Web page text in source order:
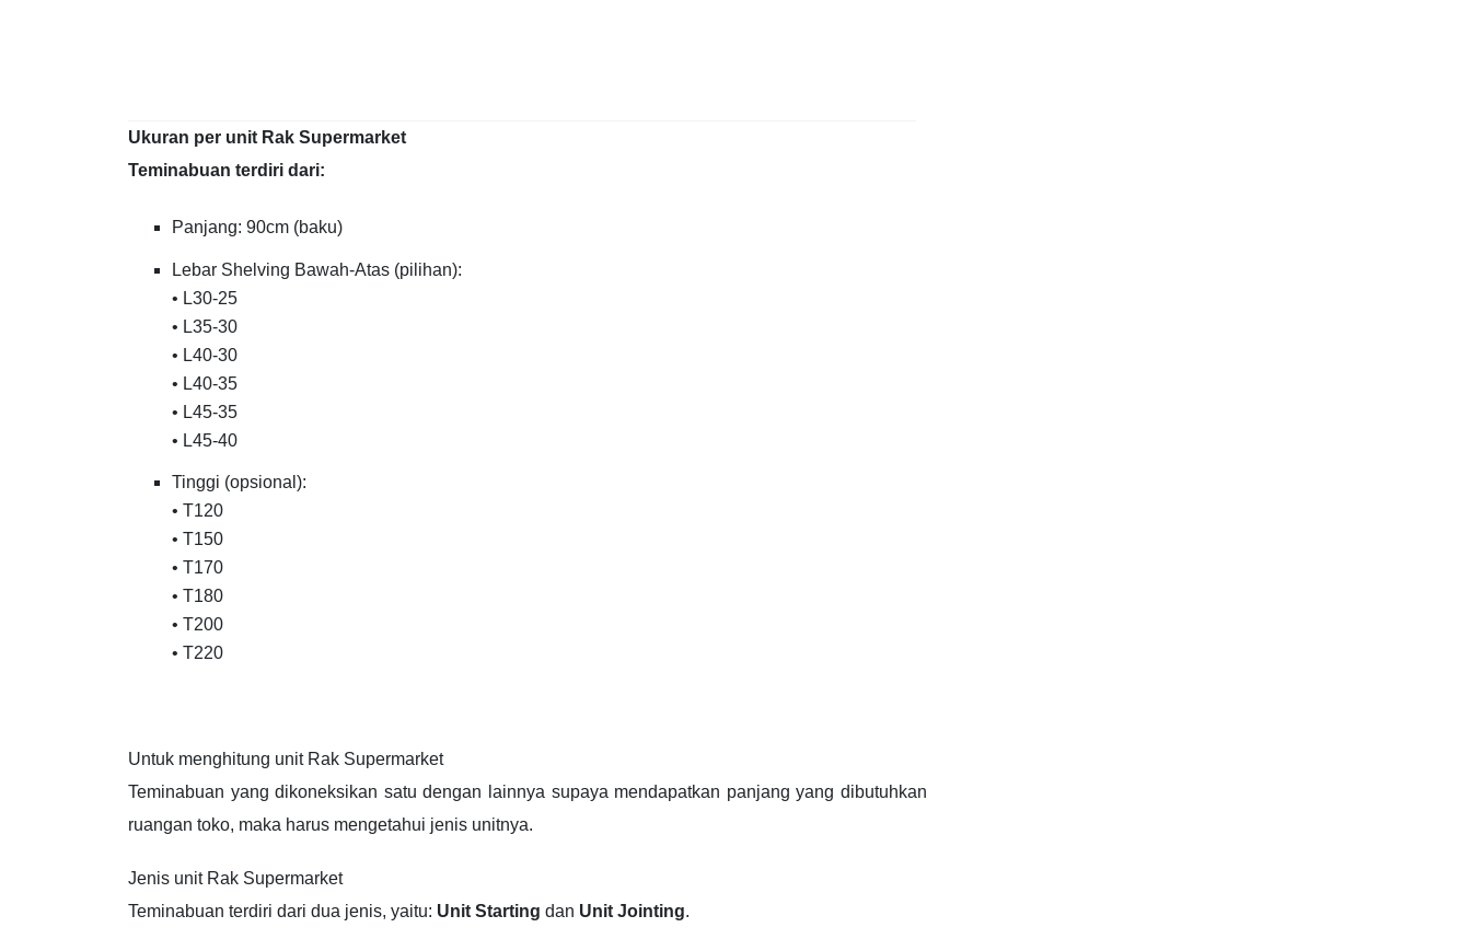
Ukuran per unit Rak Supermarket
Teminabuan terdiri dari:
Panjang: 90cm (baku)
Lebar Shelving Bawah-Atas (pilihan):
• L30-25
• L35-30
• L40-30
• L40-35
• L45-35
• L45-40
Tinggi (opsional):
• T120
• T150
• T170
• T180
• T200
• T220
Untuk menghitung unit Rak Supermarket
Teminabuan yang dikoneksikan satu dengan lainnya supaya mendapatkan panjang yang dibutuhkan
ruangan toko, maka harus mengetahui jenis unitnya.
Jenis unit Rak Supermarket
Teminabuan terdiri dari dua jenis, yaitu: Unit Starting dan Unit Jointing.